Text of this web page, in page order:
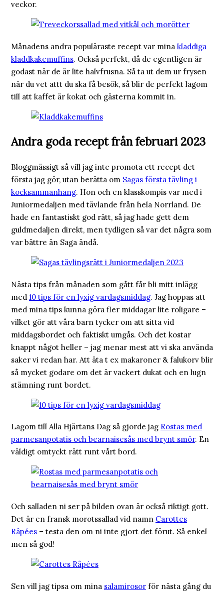
veckor.
Månadens andra populäraste recept var mina kladdiga
kladdkakemuffins. Också perfekt, då de egentligen är
godast när de är lite halvfrusna. Så ta ut dem ur frysen
när du vet attt du ska få besök, så blir de perfekt lagom
till att kaffet är kokat och gästerna kommit in.
Andra goda recept från februari 2023
Bloggmässigt så vill jag inte promota ett recept det
första jag gör, utan berätta om Sagas första tävling i
kocksammanhang. Hon och en klasskompis var med i
Juniormedaljen med tävlande från hela Norrland. De
hade en fantastiskt god rätt, så jag hade gett dem
guldmedaljen direkt, men tydligen så var det några som
var bättre än Saga ändå.
Nästa tips från månaden som gått får bli mitt inlägg
med 10 tips för en lyxig vardagsmiddag. Jag hoppas att
med mina tips kunna göra fler middagar lite roligare –
vilket gör att våra barn tycker om att sitta vid
middagsbordet och faktiskt umgås. Och det kostar
knappt något heller – jag menar mest att vi ska använda
saker vi redan har. Att äta t ex makaroner & falukorv blir
så mycket godare om det är vackert dukat och en lugn
stämning runt bordet.
Lagom till Alla Hjärtans Dag så gjorde jag Rostas med
parmesanpotatis och bearnaisesås med brynt smör. En
väldigt omtyckt rätt runt vårt bord.
Och salladen ni ser på bilden ovan är också riktigt gott.
Det är en fransk morotssallad vid namn Carottes
Râpées – testa den om ni inte gjort det förut. Så enkel
men så god!
Sen vill jag tipsa om mina salamirosor för nästa gång du